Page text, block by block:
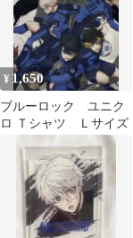
¥ 1,650
ブルーロック ユニク
ロ Ｔシャツ Ｌサイズ